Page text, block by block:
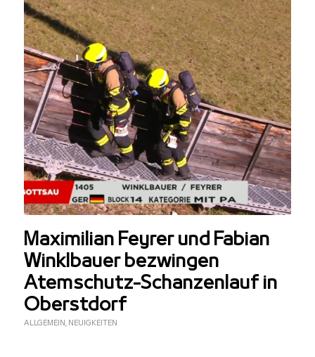
Maximilian Feyrer und Fabian
Winklbauer bezwingen
Atemschutz-Schanzenlauf in
Oberstdorf
ALLGEMEIN, NEUIGKEITEN